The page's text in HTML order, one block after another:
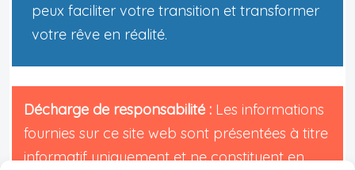
peux faciliter votre transition et transformer
votre rêve en réalité.
Décharge de responsabilité : Les informations
fournies sur ce site web sont présentées à titre
informatif uniquement et ne constituent en